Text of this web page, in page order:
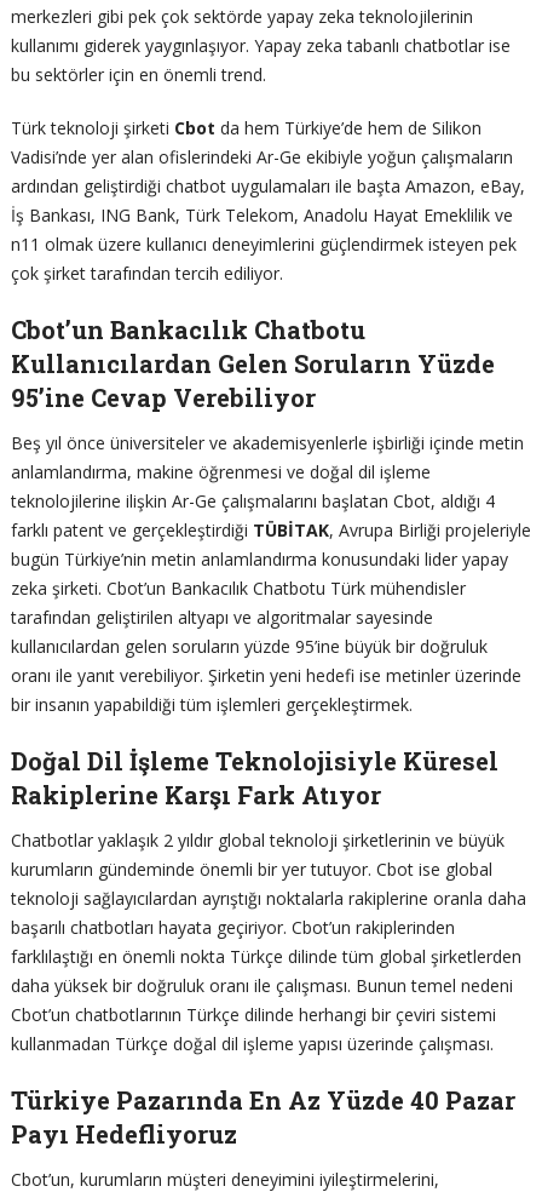
merkezleri gibi pek çok sektörde yapay zeka teknolojilerinin
kullanımı giderek yaygınlaşıyor. Yapay zeka tabanlı chatbotlar ise
bu sektörler için en önemli trend.
Türk teknoloji şirketi Cbot da hem Türkiye’de hem de Silikon
Vadisi’nde yer alan ofislerindeki Ar-Ge ekibiyle yoğun çalışmaların
ardından geliştirdiği chatbot uygulamaları ile başta Amazon, eBay,
İş Bankası, ING Bank, Türk Telekom, Anadolu Hayat Emeklilik ve
n11 olmak üzere kullanıcı deneyimlerini güçlendirmek isteyen pek
çok şirket tarafından tercih ediliyor.
Cbot’un Bankacılık Chatbotu
Kullanıcılardan Gelen Soruların Yüzde
95’ine Cevap Verebiliyor
Beş yıl önce üniversiteler ve akademisyenlerle işbirliği içinde metin
anlamlandırma, makine öğrenmesi ve doğal dil işleme
teknolojilerine ilişkin Ar-Ge çalışmalarını başlatan Cbot, aldığı 4
farklı patent ve gerçekleştirdiği TÜBİTAK, Avrupa Birliği projeleriyle
bugün Türkiye’nin metin anlamlandırma konusundaki lider yapay
zeka şirketi. Cbot’un Bankacılık Chatbotu Türk mühendisler
tarafından geliştirilen altyapı ve algoritmalar sayesinde
kullanıcılardan gelen soruların yüzde 95’ine büyük bir doğruluk
oranı ile yanıt verebiliyor. Şirketin yeni hedefi ise metinler üzerinde
bir insanın yapabildiği tüm işlemleri gerçekleştirmek.
Doğal Dil İşleme Teknolojisiyle Küresel
Rakiplerine Karşı Fark Atıyor
Chatbotlar yaklaşık 2 yıldır global teknoloji şirketlerinin ve büyük
kurumların gündeminde önemli bir yer tutuyor. Cbot ise global
teknoloji sağlayıcılardan ayrıştığı noktalarla rakiplerine oranla daha
başarılı chatbotları hayata geçiriyor. Cbot’un rakiplerinden
farklılaştığı en önemli nokta Türkçe dilinde tüm global şirketlerden
daha yüksek bir doğruluk oranı ile çalışması. Bunun temel nedeni
Cbot’un chatbotlarının Türkçe dilinde herhangi bir çeviri sistemi
kullanmadan Türkçe doğal dil işleme yapısı üzerinde çalışması.
Türkiye Pazarında En Az Yüzde 40 Pazar
Payı Hedefliyoruz
Cbot’un, kurumların müşteri deneyimini iyileştirmelerini,